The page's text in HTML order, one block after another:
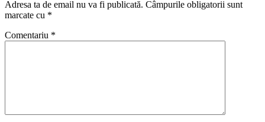
Adresa ta de email nu va fi publicată. Câmpurile obligatorii sunt
marcate cu *
Comentariu *